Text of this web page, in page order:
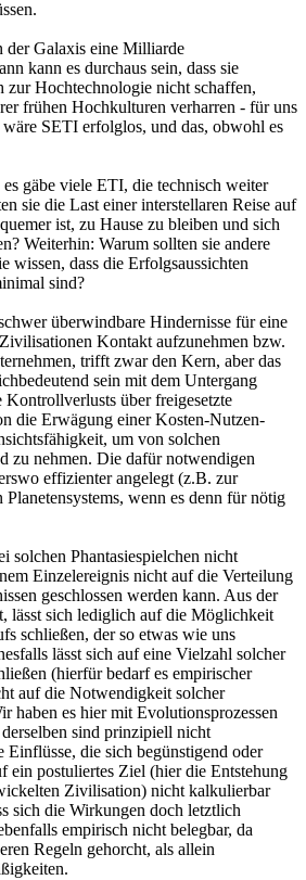
der Galaxis eine Milliarde
kann es durchaus sein, dass sie
zur Hochtechnologie nicht schaffen,
frühen Hochkulturen verharren - für uns
SETI erfolglos, und das, obwohl es
gäbe viele ETI, die technisch weiter
sie die Last einer interstellaren Reise auf
ist, zu Hause zu bleiben und sich
Weiterhin: Warum sollten sie andere
wissen, dass die Erfolgsaussichten
sind?
überwindbare Hindernisse für eine
Kontakt aufzunehmen bzw.
trifft zwar den Kern, aber das
sein mit dem Untergang
über freigesetzte
die Erwägung einer Kosten-Nutzen-
um von solchen
zu nehmen. Die dafür notwendigen
effizienter angelegt (z.B. zur
Planetensystems, wenn es denn für nötig
solchen Phantasiespielchen nicht
Einzelereignis nicht auf die Verteilung
geschlossen werden kann. Aus der
lässt sich lediglich auf die Möglichkeit
schließen, der so etwas wie uns
lässt sich auf eine Vielzahl solcher
(hierfür bedarf es empirischer
auf die Notwendigkeit solcher
haben es hier mit Evolutionsprozessen
sind prinzipiell nicht
Einflüsse, die sich begünstigend oder
ein postuliertes Ziel (hier die Entstehung
Zivilisation) nicht kalkulierbar
sich die Wirkungen doch letztlich
empirisch nicht belegbar, da
Regeln gehorcht, als allein